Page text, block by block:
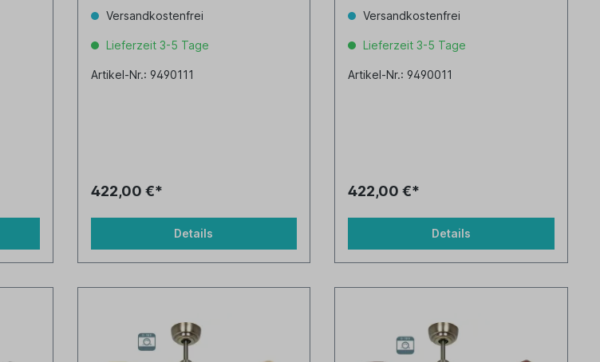
Versandkostenfrei
Lieferzeit 3-5 Tage
Artikel-Nr.: 9490111
422,00 €*
Details
Versandkostenfrei
Lieferzeit 3-5 Tage
Artikel-Nr.: 9490011
422,00 €*
Details